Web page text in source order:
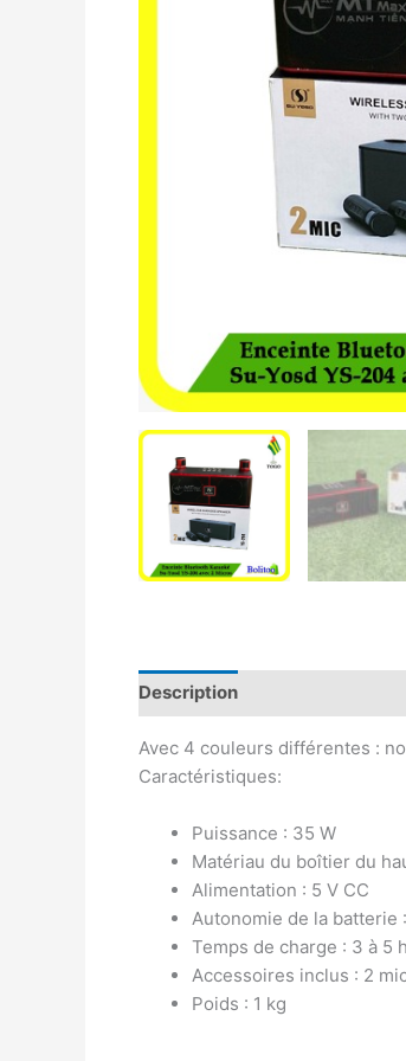
Description
Avec 4 couleurs différentes :
Caractéristiques:
Puissance : 35 W
Matériau du boîtier du
Alimentation : 5 V CC
Autonomie de la batterie
Temps de charge : 3 à 5
Accessoires inclus : 2
Poids : 1 kg